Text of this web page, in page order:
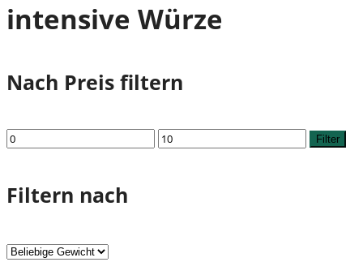
intensive Würze
Nach Preis filtern
Min.
Preis
Max.
Preis
Filter
Filtern nach